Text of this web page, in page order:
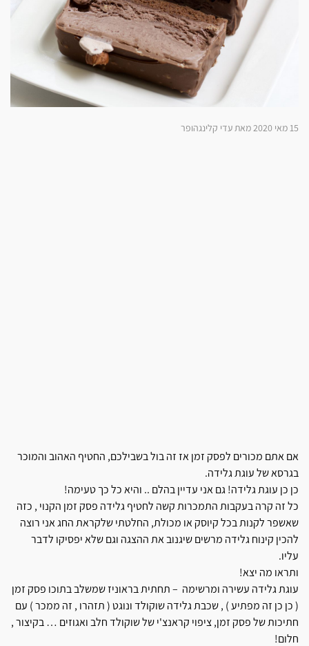
15 מאי 2020 מאת עדי קלינגהופר
אם אתם מכורים לפסק זמן אז זה בול בשבילכם, החטיף האהוב והמוכר
בגרסא של עוגת גלידה.
כן כן עוגת גלידה! גם אני עדיין בהלם .. והיא כל כך טעימה!
כל זה קרה בעקבות התמכרות קשה לחטיף גלידה פסק זמן הקנוי , כזה
שאשפר לקנות בכל קיוסק או מכולת, החלטתי שלקראת החג אני רוצה
להכין קינוח גלידה מרשים שיגנוב את ההצגה וגם שלא יפסיקו לדבר
עליו.
ותראו מה יצא!
עוגת גלידה עשירה ומרשימה – תחתית בראוניז שמשלב בתוכו פסק זמן
( כן כן זה מפתיע ) , שכבת גלידה שוקולד ונוגט ( תזהרו , זה ממכר ) עם
חתיכות של פסק זמן, ציפוי קראנצ'י של שוקולד חלב ואגוזים … בקיצור ,
חלום!